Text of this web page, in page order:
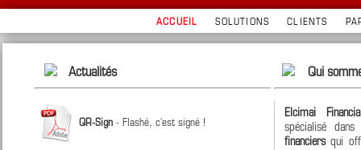
ACCUEIL SOLUTIONS CLIENTS
Actualités
QR-Sign - Flashé, c'est signé !
Qui
Elcimai
spécialisé
financiersqui